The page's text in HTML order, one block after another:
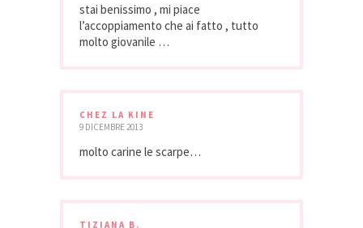
stai benissimo , mi piace
l’accoppiamento che ai fatto , tutto
molto giovanile …
CHEZ LA KINE
9 DICEMBRE 2013
molto carine le scarpe…
TIZIANA B.